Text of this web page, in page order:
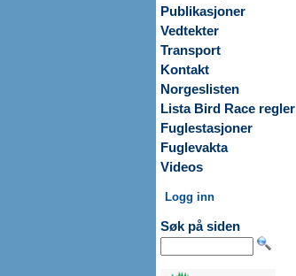
Publikasjoner
Vedtekter
Transport
Kontakt
Norgeslisten
Lista Bird Race regler
Fuglestasjoner
Fuglevakta
Videos
Logg inn
Søk på siden